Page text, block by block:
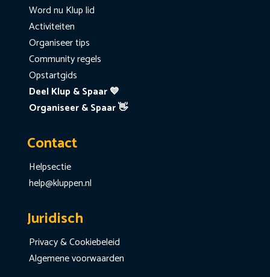
Word nu Klup lid
Activiteiten
Organiseer tips
Community regels
Opstartgids
Deel Klup & Spaar 💙
Organiseer & Spaar 👋
Contact
Helpsectie
help@kluppen.nl
Juridisch
Privacy & Cookiebeleid
Algemene voorwaarden